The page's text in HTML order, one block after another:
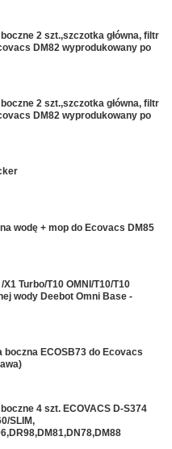
2 szt.,szczotka główna, filtr
DM82 wyprodukowany po
2 szt.,szczotka główna, filtr
DM82 wyprodukowany po
wodę + mop do Ecovacs DM85
Turbo/T10 OMNI/T10/T10
wody Deebot Omni Base -
boczna ECOSB73 do Ecovacs
4 szt. ECOVACS D-S374
SLIM,